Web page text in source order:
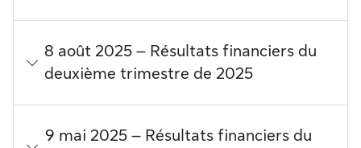
8 août 2025 – Résultats financiers du
deuxième trimestre de 2025
9 mai 2025 – Résultats financiers du